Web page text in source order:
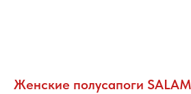
Женские полусапоги